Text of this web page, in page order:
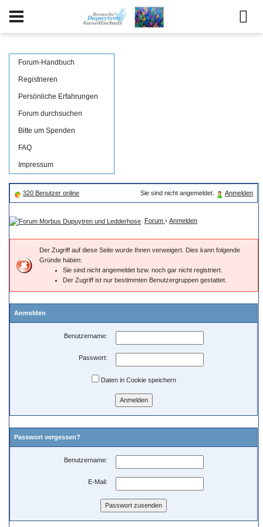
Forum-Handbuch
Registrieren
Persönliche Erfahrungen
Forum durchsuchen
Bitte um Spenden
FAQ
Impressum
320 Benutzer online Sie sind nicht angemeldet. Anmelden
Forum › Anmelden
Der Zugriff auf diese Seite wurde Ihnen verweigert. Dies kann folgende
Gründe haben:
Sie sind nicht angemeldet bzw. noch gar nicht registriert.
Der Zugriff ist nur bestimmten Benutzergruppen gestattet.
Anmelden
Benutzername:
Passwort:
Daten in Cookie speichern
Passwort vergessen?
Benutzername:
E-Mail: